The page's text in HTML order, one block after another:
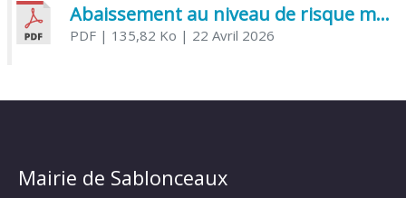
Abaissement au niveau de risque modéré de l’Influenza aviaire
PDF| 135,82 Ko | 22 Avril 2026
Mairie de Sablonceaux